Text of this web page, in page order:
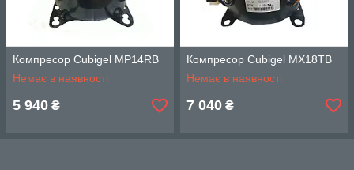
Компресор Cubigel MP14RB
Немає в наявності
5 940 ₴
Компресор Cubigel MX18TB
Немає в наявності
7 040 ₴